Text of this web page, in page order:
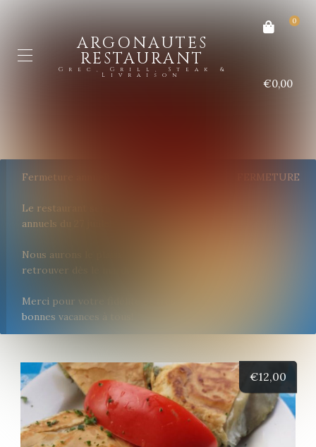
ARGONAUTES
RESTAURANT
Grec, Grill, Steak &
Livraison
0
€0,00
FERMETURE
Fermeture annuelle
Le restaurant sera fermé pour congés
annuels du 27 juillet au 26 août inclus.
Nous aurons le plaisir de vous
retrouver dès le mardi 27 août.
Merci pour votre fidélité et très
bonnes vacances à tous!
€12,00